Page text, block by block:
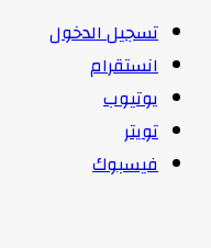
تسجيل الدخول
انستقرام
يوتيوب
تويتر
فيسبوك